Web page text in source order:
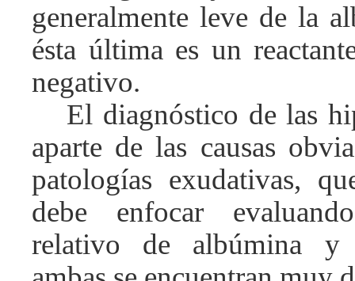
generalmente leve de la
ésta última es un
negativo.
El diagnóstico de las
aparte de las causas
patologías exudativas,
debe enfocar
relativo de albúmina y